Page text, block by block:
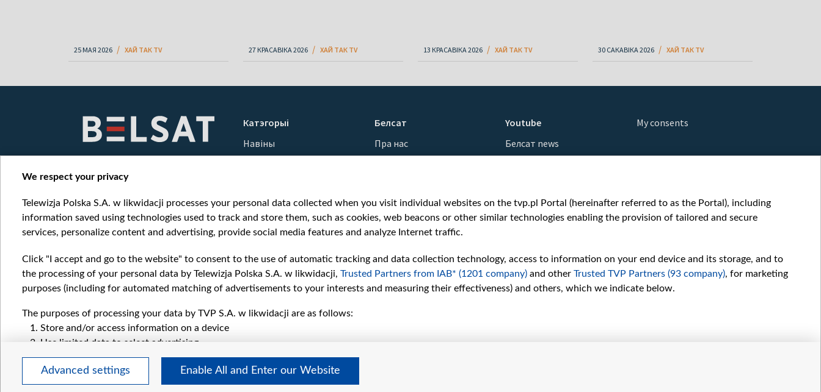
25 МАЯ 2026 ХАЙ ТАК TV 27 КРАСАВІКА 2026 ХАЙ ТАК TV 13 КРАСАВІКА 2026 ХАЙ ТАК TV 30 САКАВІКА 2026 ХАЙ ТАК TV
Катэгорыі
Навіны
Вайна
Белсат
Пра нас
Кантакты
Як нас глядзець
Узнагароды
Міжнародная супраца
Ціск з боку ўладаў
Беларусі
Як нас падтрымаць
Youtube
Белсат news
Белсат Shorts
Belsat English
Biełsat PL
Белсат History
Белсат Music
Белсат Doc
My consents
We respect your privacy
Telewizja Polska S.A. w likwidacji processes your personal data collected when you visit individual websites on the tvp.pl Portal (hereinafter referred to as the Portal), including
information saved using technologies used to track and store them, such as cookies, web beacons or other similar technologies enabling the provision of tailored and secure
services, personalize content and advertising, provide social media features and analyze Internet traffic.
Click "I accept and go to the website" to consent to the use of automatic tracking and data collection technology, access to information on your end device and its storage, and to
the processing of your personal data by Telewizja Polska S.A. w likwidacji, Trusted Partners from IAB* (1201 company) and other Trusted TVP Partners (93 company), for marketing
purposes (including for automated matching of advertisements to your interests and measuring their effectiveness) and others, which we indicate below.
The purposes of processing your data by TVP S.A. w likwidacji are as follows:
Store and/or access information on a device
Use limited data to select advertising
Create profiles for personalised advertising
Use profiles to select personalised advertising
Create profiles to personalise content
Advanced settings Enable All and Enter our Website